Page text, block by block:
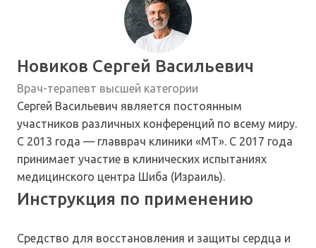
Новиков Сергей Васильевич
Врач-терапевт высшей категории
Сергей Васильевич является постоянным
участников различных конференций по всему миру.
С 2013 года — главврач клиники «МТ». С 2017 года
принимает участие в клинических испытаниях
медицинского центра Шиба (Израиль).
Инструкция по применению
Средство для восстановления и защиты сердца и